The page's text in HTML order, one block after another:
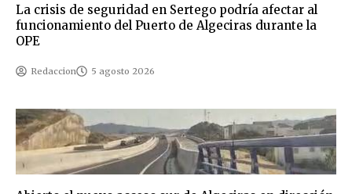
La crisis de seguridad en Sertego podría afectar al
funcionamiento del Puerto de Algeciras durante la
OPE
Redaccion 5 agosto 2026